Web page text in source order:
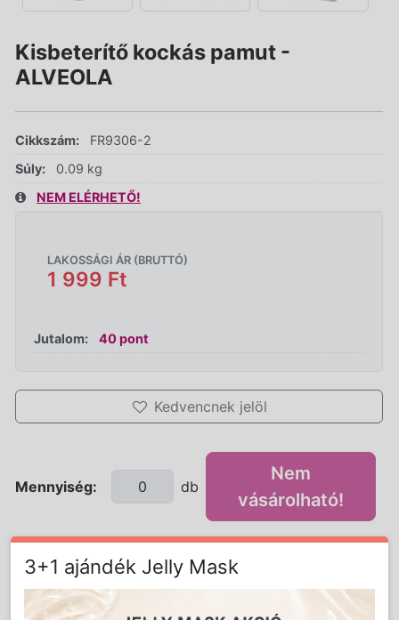
Kisbeterítő kockás pamut -
ALVEOLA
Cikkszám:
FR9306-2
Súly:
0.09 kg
NEM ELÉRHETŐ!
LAKOSSÁGI ÁR (BRUTTÓ)
1 999 Ft
Jutalom: 40 pont
Kedvencnek jelöl
Mennyiség: db
Nem
vásárolható!
3+1 ajándék Jelly Mask